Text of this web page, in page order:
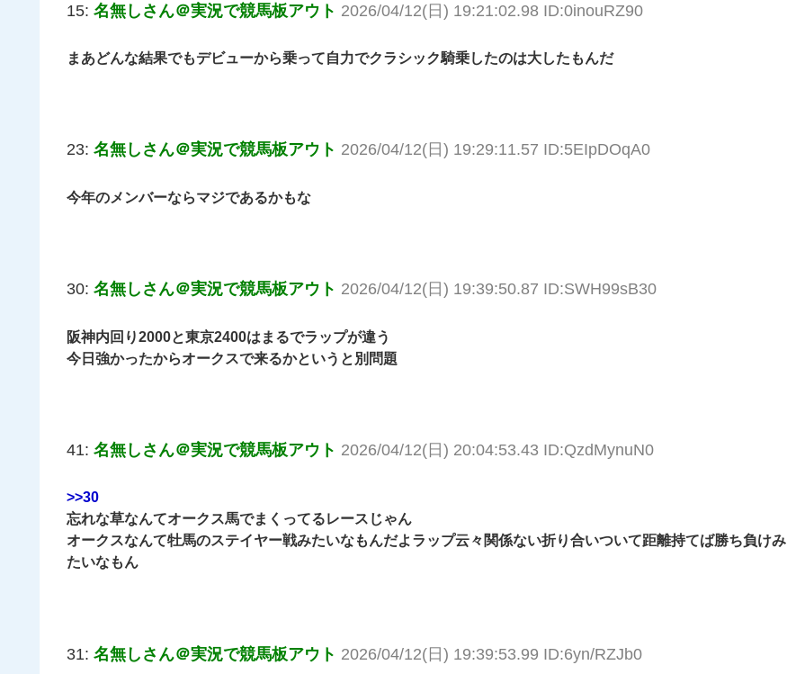
15: 名無しさん＠実況で競馬板アウト 2026/04/12(日) 19:21:02.98 ID:0inouRZ90
まあどんな結果でもデビューから乗って自力でクラシック騎乗したのは大したもんだ
23: 名無しさん＠実況で競馬板アウト 2026/04/12(日) 19:29:11.57 ID:5EIpDOqA0
今年のメンバーならマジであるかもな
30: 名無しさん＠実況で競馬板アウト 2026/04/12(日) 19:39:50.87 ID:SWH99sB30
阪神内回り2000と東京2400はまるでラップが違う
今日強かったからオークスで来るかというと別問題
41: 名無しさん＠実況で競馬板アウト 2026/04/12(日) 20:04:53.43 ID:QzdMynuN0
>>30
忘れな草なんてオークス馬でまくってるレースじゃん
オークスなんて牡馬のステイヤー戦みたいなもんだよラップ云々関係ない折り合いついて距離持てば勝ち負けみ
たいなもん
31: 名無しさん＠実況で競馬板アウト 2026/04/12(日) 19:39:53.99 ID:6yn/RZJb0